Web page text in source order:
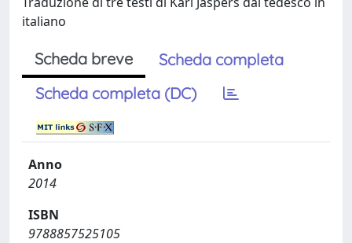
italiano
Scheda breve
Scheda completa
Scheda completa (DC)
Anno
2014
ISBN
9788857525105